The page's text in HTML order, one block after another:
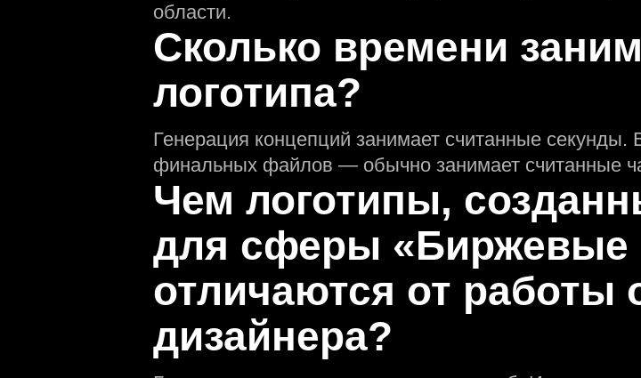
области.
Сколько времени
логотипа?
Генерация концепций занимает считанные
финальных файлов — обычно занимает считанные
Чем логотипы,
для сферы «Биржевые
отличаются от работы
дизайнера?